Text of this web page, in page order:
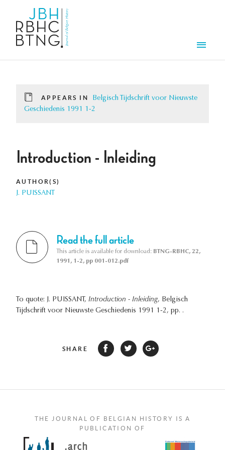
APPEARS IN
Belgisch Tijdschrift voor Nieuwste
Geschiedenis 1991 1-2
Introduction - Inleiding
AUTHOR(S)
J. PUISSANT
Read the full article
This article is available for download: BTNG-RBHC, 22,
1991, 1-2, pp 001-012.pdf
To quote: J. PUISSANT, Introduction - Inleiding, Belgisch
Tijdschrift voor Nieuwste Geschiedenis 1991 1-2, pp. .
SHARE
THE JOURNAL OF BELGIAN HISTORY IS A
PUBLICATION OF